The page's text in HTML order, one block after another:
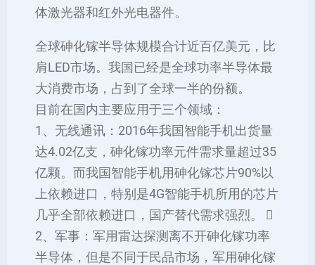
体激光器和红外光电器件。
全球砷化镓半导体规模合计近百亿美元，比
肩LED市场。我国已经是全球功率半导体最
大消费市场，占到了全球一半的份额。
目前在国内主要应用于三个领域：
1、无线通讯：2016年我国智能手机出货量
达4.02亿支，砷化镓功率元件需求量超过35
亿颗。而我国智能手机用砷化镓芯片90%以
上依赖进口，特别是4G智能手机所用的芯片
几乎全部依赖进口，国产替代需求强烈。 
2、军事：军用雷达探测离不开砷化镓功率
半导体，但是不同于民品市场，军用砷化镓